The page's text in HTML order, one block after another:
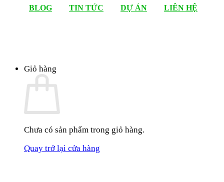
BLOG TIN TỨC DỰ ÁN LIÊN HỆ
Giỏ hàng
Chưa có sản phẩm trong giỏ hàng.
Quay trở lại cửa hàng